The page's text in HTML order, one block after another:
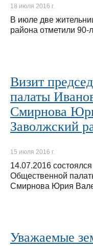
18 июля 2016 г.
В июле две
района отметили 90-
Визит
палаты
Смирнова
Заволжский
15 июля 2016 г.
14.07.2016
Общественной
Смирнова Юрия
Уважаемые